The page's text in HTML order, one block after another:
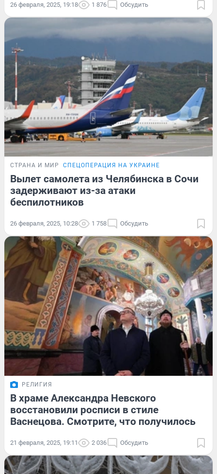
26 февраля, 2025, 19:18 1 876 Обсудить
СТРАНА И МИР СПЕЦОПЕРАЦИЯ НА УКРАИНЕ
Вылет самолета из Челябинска в Сочи
задерживают из-за атаки
беспилотников
26 февраля, 2025, 10:28 1 758 Обсудить
РЕЛИГИЯ
В храме Александра Невского
восстановили росписи в стиле
Васнецова. Смотрите, что получилось
21 февраля, 2025, 19:11 2 036 Обсудить